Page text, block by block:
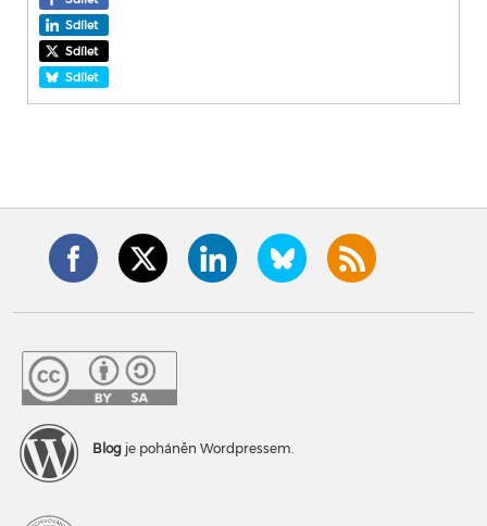
Sdílet
Sdílet
Sdílet
Blog je poháněn Wordpressem.